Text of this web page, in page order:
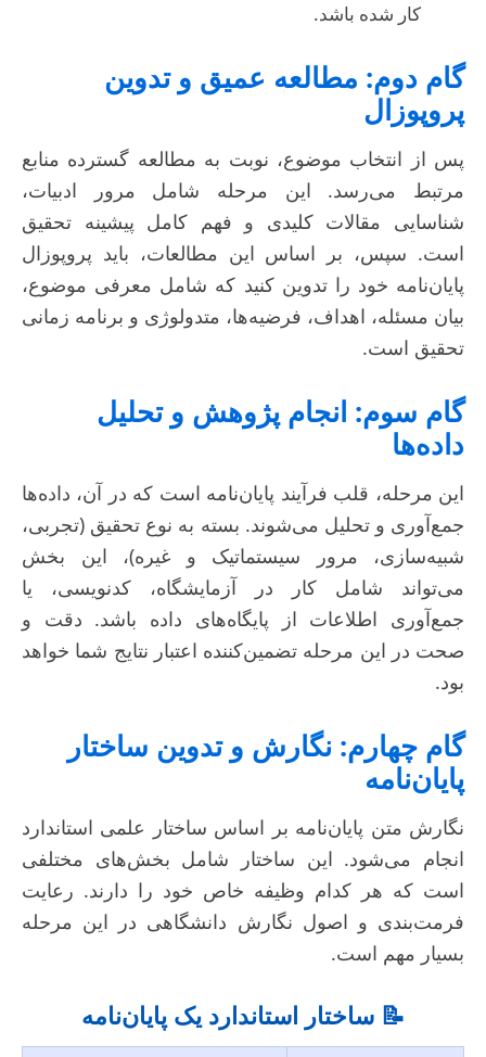
کار شده باشد.
گام دوم: مطالعه عمیق و تدوین
پروپوزال
پس از انتخاب موضوع، نوبت به مطالعه گسترده منابع
مرتبط می‌رسد. این مرحله شامل مرور ادبیات،
شناسایی مقالات کلیدی و فهم کامل پیشینه تحقیق
است. سپس، بر اساس این مطالعات، باید پروپوزال
پایان‌نامه خود را تدوین کنید که شامل معرفی موضوع،
بیان مسئله، اهداف، فرضیه‌ها، متدولوژی و برنامه زمانی
تحقیق است.
گام سوم: انجام پژوهش و تحلیل
داده‌ها
این مرحله، قلب فرآیند پایان‌نامه است که در آن، داده‌ها
جمع‌آوری و تحلیل می‌شوند. بسته به نوع تحقیق (تجربی،
شبیه‌سازی، مرور سیستماتیک و غیره)، این بخش
می‌تواند شامل کار در آزمایشگاه، کدنویسی، یا
جمع‌آوری اطلاعات از پایگاه‌های داده باشد. دقت و
صحت در این مرحله تضمین‌کننده اعتبار نتایج شما خواهد
بود.
گام چهارم: نگارش و تدوین ساختار
پایان‌نامه
نگارش متن پایان‌نامه بر اساس ساختار علمی استاندارد
انجام می‌شود. این ساختار شامل بخش‌های مختلفی
است که هر کدام وظیفه خاص خود را دارند. رعایت
فرمت‌بندی و اصول نگارش دانشگاهی در این مرحله
بسیار مهم است.
📝 ساختار استاندارد یک پایان‌نامه